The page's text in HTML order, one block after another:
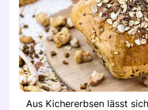
Aus Kichererbsen lässt